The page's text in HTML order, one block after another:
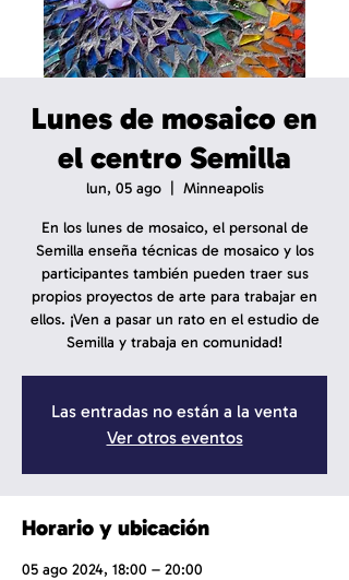
Lunes de mosaico en
el centro Semilla
lun, 05 ago
  |
Minneapolis
En los lunes de mosaico, el personal de
Semilla enseña técnicas de mosaico y los
participantes también pueden traer sus
propios proyectos de arte para trabajar en
ellos. ¡Ven a pasar un rato en el estudio de
Semilla y trabaja en comunidad!
Las entradas no están a la venta
Ver otros eventos
Horario y ubicación
05 ago 2024, 18:00 – 20:00